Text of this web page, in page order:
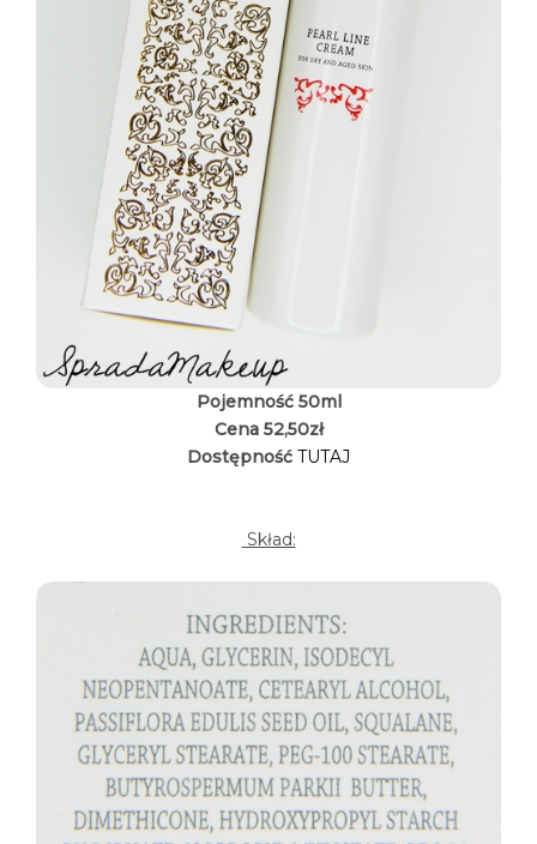
Pojemność 50ml
Cena 52,50zł
Dostępność TUTAJ
Skład: